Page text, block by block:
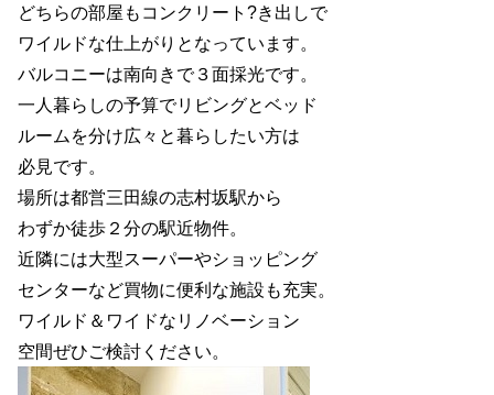
どちらの部屋もコンクリート?き出しで
ワイルドな仕上がりとなっています。
バルコニーは南向きで３面採光です。
一人暮らしの予算でリビングとベッド
ルームを分け広々と暮らしたい方は
必見です。
場所は都営三田線の志村坂駅から
わずか徒歩２分の駅近物件。
近隣には大型スーパーやショッピング
センターなど買物に便利な施設も充実。
ワイルド＆ワイドなリノベーション
空間ぜひご検討ください。